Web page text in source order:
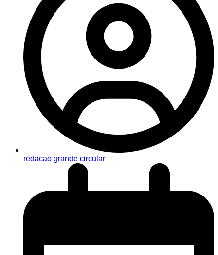
redacao grande circular